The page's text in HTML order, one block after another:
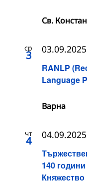
Св.
ср
3
RANLP
Language
Варна
чт
4
140